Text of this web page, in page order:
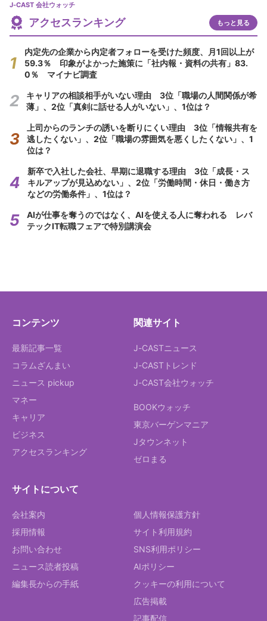
J-CAST 会社ウォッチ
アクセスランキング もっと見る
内定先の企業から内定者フォローを受けた頻度、月1回以上が
59.3％ 印象がよかった施策に「社内報・資料の共有」83.
0％ マイナビ調査
キャリアの相談相手がいない理由 3位「職場の人間関係が希
薄」、2位「真剣に話せる人がいない」、1位は？
上司からのランチの誘いを断りにくい理由 3位「情報共有を
逃したくない」、2位「職場の雰囲気を悪くしたくない」、1
位は？
新卒で入社した会社、早期に退職する理由 3位「成長・ス
キルアップが見込めない」、2位「労働時間・休日・働き方
などの労働条件」、1位は？
AIが仕事を奪うのではなく、AIを使える人に奪われる レバ
テックIT転職フェアで特別講演会
コンテンツ
最新記事一覧
コラムざんまい
ニュース pickup
マネー
キャリア
ビジネス
アクセスランキング
関連サイト
J-CASTニュース
J-CASTトレンド
J-CAST会社ウォッチ
BOOKウォッチ
東京バーゲンマニア
Jタウンネット
ゼロまる
サイトについて
会社案内
採用情報
お問い合わせ
ニュース読者投稿
編集長からの手紙
個人情報保護方針
サイト利用規約
SNS利用ポリシー
AIポリシー
クッキーの利用について
広告掲載
記事配信